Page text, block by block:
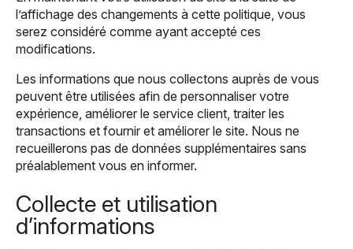
l’affichage des changements à cette politique, vous
serez considéré comme ayant accepté ces
modifications.
Les informations que nous collectons auprès de vous
peuvent être utilisées afin de personnaliser votre
expérience, améliorer le service client, traiter les
transactions et fournir et améliorer le site. Nous ne
recueillerons pas de données supplémentaires sans
préalablement vous en informer.
Collecte et utilisation
d’informations